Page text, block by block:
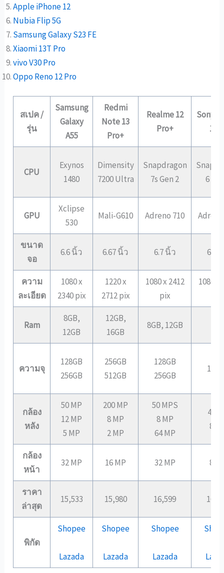
Apple iPhone 12
Nubia Flip 5G
Samsung Galaxy S23 FE
Xiaomi 13T Pro
vivo V30 Pro
Oppo Reno 12 Pro
สเปค /
รุ่น
Samsung
Galaxy
A55
Redmi
Note 13
Pro+
Realme 12
Pro+
Sony
10
CPU
Exynos
1480
Dimensity
7200 Ultra
Snapdragon
7s Gen 2
6
GPU
Xclipse
530
Mali-G610 Adreno 710
ขนาด
จอ
6.6 นิ้ว 6.67 นิ้ว 6.7 นิ้ว 6.1
ความ
ละเอียด
1080 x
2340 pix
1220 x
2712 pix
1080 x 2412
pix
1080 x
Ram
8GB,
12GB
12GB,
16GB
8GB, 12GB
ความจุ
128GB
256GB
256GB
512GB
128GB
256GB
กล้อง
หลัง
50 MP
12 MP
5 MP
200 MP
8 MP
2 MP
50 MPS
8 MP
64 MP
48
8
กล้อง
หน้า
32 MP 16 MP 32 MP 8
ราคา
ล่าสุด
15,533 15,980 16,599
พิกัด
Shopee
Lazada
Shopee
Lazada
Shopee
Lazada